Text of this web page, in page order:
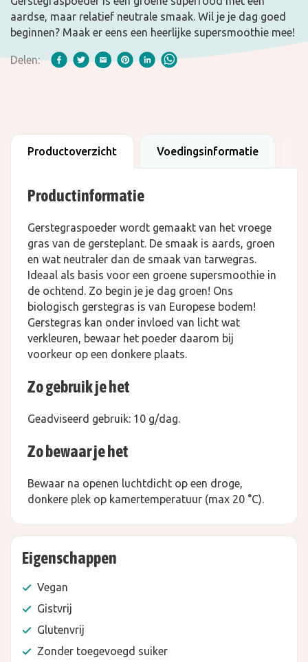
aardse, maar relatief neutrale smaak. Wil je je dag goed
beginnen? Maak er eens een heerlijke supersmoothie mee!
Delen:
Productoverzicht Voedingsinformatie
Productinformatie
Gerstegraspoeder wordt gemaakt van het vroege
gras van de gersteplant. De smaak is aards, groen
en wat neutraler dan de smaak van tarwegras.
Ideaal als basis voor een groene supersmoothie in
de ochtend. Zo begin je je dag groen! Ons
biologisch gerstegras is van Europese bodem!
Gerstegras kan onder invloed van licht wat
verkleuren, bewaar het poeder daarom bij
voorkeur op een donkere plaats.
Zo gebruik je het
Geadviseerd gebruik: 10 g/dag.
Zo bewaar je het
Bewaar na openen luchtdicht op een droge,
donkere plek op kamertemperatuur (max 20 °C).
Eigenschappen
Vegan
Gistvrij
Glutenvrij
Zonder toegevoegd suiker